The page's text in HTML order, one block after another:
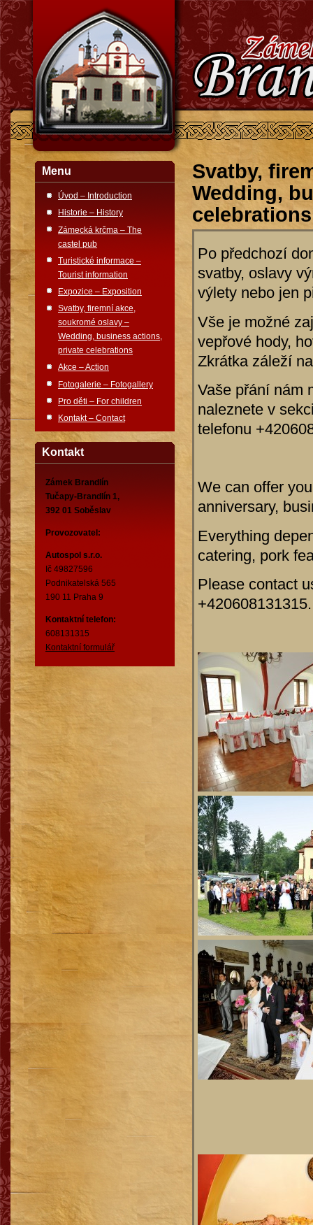
Menu
Úvod – Introduction
Historie – History
Zámecká krčma – The
castel pub
Turistické informace –
Tourist information
Expozice – Exposition
Svatby, firemní akce,
soukromé oslavy –
Wedding, business actions,
private celebrations
Akce – Action
Fotogalerie – Fotogallery
Pro děti – For children
Kontakt – Contact
Kontakt
Zámek Brandlín
Tučapy-Brandlín 1,
392 01 Soběslav
Provozovatel:
Autospol s.r.o.
Ič 49827596
Podnikatelská 565
190 11 Praha 9
Kontaktní telefon:
608131315
Kontaktní formulář
Svatby,
Wedding,
celebrations
Po předchozí
svatby, oslavy
výlety nebo jen
Vše je možné
vepřové hody,
Zkrátka záleží
Vaše přání nám
naleznete v
telefonu
We can offer
anniversary,
Everything
catering, pork
Please contact
+420608131315.